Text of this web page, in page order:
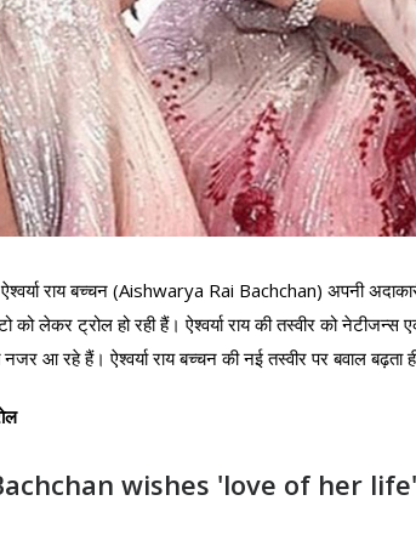
राय बच्चन (Aishwarya Rai Bachchan) अपनी
को लेकर ट्रोल हो रही हैं। ऐश्वर्या राय की तस्वीर को
आ रहे हैं। ऐश्वर्या राय बच्चन की नई तस्वीर पर बवाल बढ़ता
wishes 'love of her